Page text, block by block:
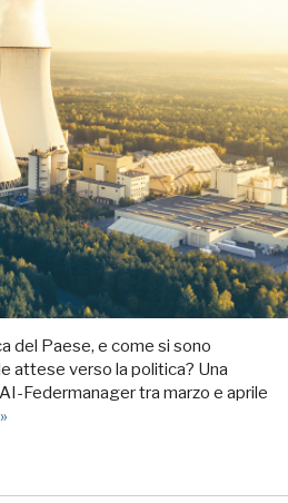
del Paese, e come si sono
attese verso la politica? Una
Federmanager tra marzo e aprile